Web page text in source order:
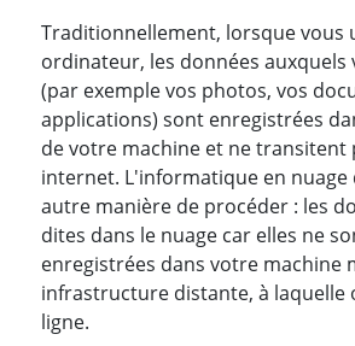
Traditionnellement, lorsque vous
ordinateur, les données auxquels
(par exemple vos photos, vos
applications) sont enregistrées
de votre machine et ne transitent
internet. L'informatique en nuage
autre manière de procéder : les
dites dans le nuage car elles ne
enregistrées dans votre machine
infrastructure distante, à laquelle
ligne.